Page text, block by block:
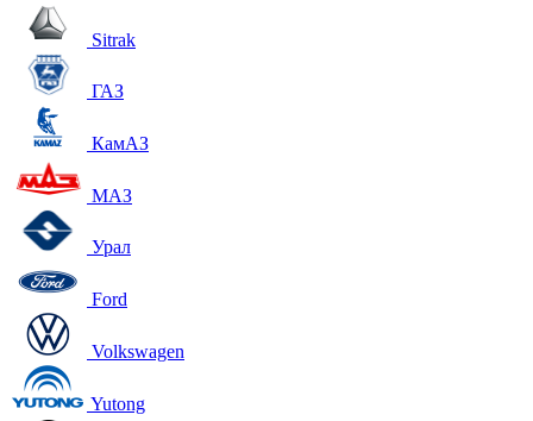
Sitrak
ГАЗ
КамАЗ
МАЗ
Урал
Ford
Volkswagen
Yutong